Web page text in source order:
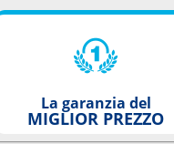
La garanzia del
MIGLIOR PREZZO